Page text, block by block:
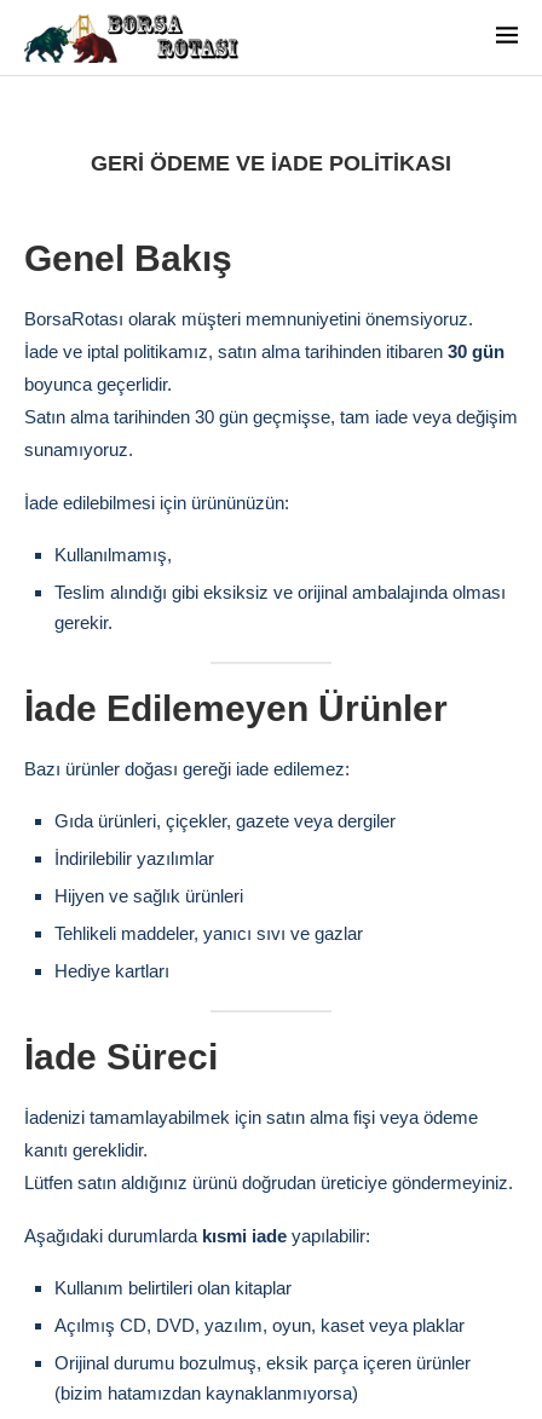
GERI ÖDEME VE İADE POLITIKASI
Genel Bakış
BorsaRotası olarak müşteri memnuniyetini önemsiyoruz.
İade ve iptal politikamız, satın alma tarihinden itibaren 30 gün
boyunca geçerlidir.
Satın alma tarihinden 30 gün geçmişse, tam iade veya değişim
sunamıyoruz.
İade edilebilmesi için ürününüzün:
Kullanılmamış,
Teslim alındığı gibi eksiksiz ve orijinal ambalajında olması
gerekir.
İade Edilemeyen Ürünler
Bazı ürünler doğası gereği iade edilemez:
Gıda ürünleri, çiçekler, gazete veya dergiler
İndirilebilir yazılımlar
Hijyen ve sağlık ürünleri
Tehlikeli maddeler, yanıcı sıvı ve gazlar
Hediye kartları
İade Süreci
İadenizi tamamlayabilmek için satın alma fişi veya ödeme
kanıtı gereklidir.
Lütfen satın aldığınız ürünü doğrudan üreticiye göndermeyiniz.
Aşağıdaki durumlarda kısmi iade yapılabilir:
Kullanım belirtileri olan kitaplar
Açılmış CD, DVD, yazılım, oyun, kaset veya plaklar
Orijinal durumu bozulmuş, eksik parça içeren ürünler
(bizim hatamızdan kaynaklanmıyorsa)